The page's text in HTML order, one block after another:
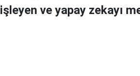
işleyen ve yapay zekayı